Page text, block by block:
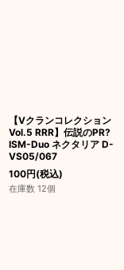
【Vクランコレクション
Vol.5 RRR】伝説のPR?
ISM-Duo ネクタリア D-
VS05/067
100円(税込)
在庫数 12個